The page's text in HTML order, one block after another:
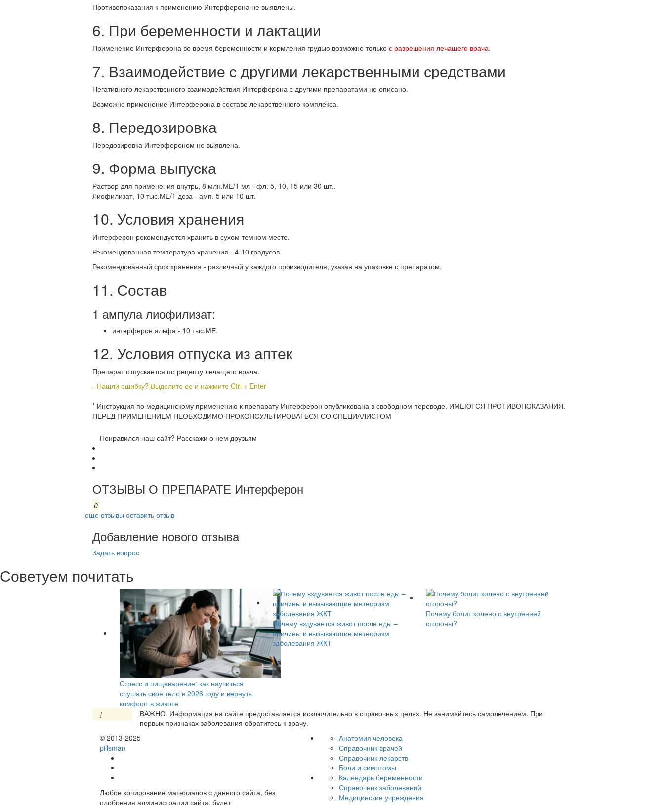
Противопоказания к применению Интерферона не выявлены.
6. При беременности и лактации
Применение Интерферона во время беременности и кормления грудью возможно только с разрешения лечащего врача.
7. Взаимодействие с другими лекарственными средствами
Негативного лекарственного взаимодействия Интерферона с другими препаратами не описано.
Возможно применение Интерферона в составе лекарственного комплекса.
8. Передозировка
Передозировка Интерфероном не выявлена.
9. Форма выпуска
Раствор для применения внутрь, 8 млн.МЕ/1 мл - фл. 5, 10, 15 или 30 шт..
Лиофилизат, 10 тыс.МЕ/1 доза - амп. 5 или 10 шт.
10. Условия хранения
Интерферон рекомендуется хранить в сухом темном месте.
Рекомендованная температура хранения - 4-10 градусов.
Рекомендованный срок хранения - различный у каждого производителя, указан на упаковке с препаратом.
11. Состав
1 ампула лиофилизат:
интерферон альфа - 10 тыс.МЕ.
12. Условия отпуска из аптек
Препарат отпускается по рецепту лечащего врача.
- Нашли ошибку? Выделите ее и нажмите Ctrl + Enter
* Инструкция по медицинскому применению к препарату Интерферон опубликована в свободном переводе. ИМЕЮТСЯ ПРОТИВОПОКАЗАНИЯ.
ПЕРЕД ПРИМЕНЕНИЕМ НЕОБХОДИМО ПРОКОНСУЛЬТИРОВАТЬСЯ СО СПЕЦИАЛИСТОМ
Понравился наш сайт? Расскажи о нем друзьям
ОТЗЫВЫ О ПРЕПАРАТЕ Интерферон
0
еще отзывы оставить отзыв
Добавление нового отзыва
Задать вопрос
Советуем почитать
Стресс и пищеварение: как научиться
слушать свое тело в 2026 году и вернуть
комфорт в животе
Почему вздувается живот после еды –
причины и вызывающие метеоризм
заболевания ЖКТ
Почему болит колено с внутренней
стороны?
! ВАЖНО. Информация на сайте предоставляется исключительно в справочных целях. Не занимайтесь самолечением. При
первых признаках заболевания обратитесь к врачу.
© 2013-2025
pillsman
Любое копирование материалов с данного сайта, без
одобрения администрации сайта, будет
Анатомия человека
Справочник врачей
Справочник лекарств
Боли и симптомы
Календарь беременности
Справочник заболеваний
Медицинские учреждения